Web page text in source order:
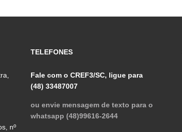
nº
TELEFONES
Fale com o CREF3/SC, ligue para
(48) 33487007
ou envie mensagem de texto para o
whatsapp (48)99616-2644